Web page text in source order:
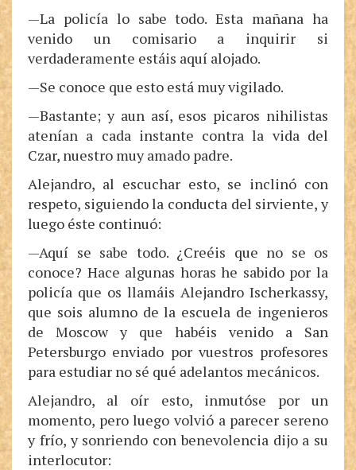
—La policía lo sabe todo. Esta mañana ha
venido un comisario a inquirir si
verdaderamente estáis aquí alojado.
—Se conoce que esto está muy vigilado.
—Bastante; y aun así, esos picaros nihilistas
atenían a cada instante contra la vida del
Czar, nuestro muy amado padre.
Alejandro, al escuchar esto, se inclinó con
respeto, siguiendo la conducta del sirviente, y
luego éste continuó:
—Aquí se sabe todo. ¿Creéis que no se os
conoce? Hace algunas horas he sabido por la
policía que os llamáis Alejandro Ischerkassy,
que sois alumno de la escuela de ingenieros
de Moscow y que habéis venido a San
Petersburgo enviado por vuestros profesores
para estudiar no sé qué adelantos mecánicos.
Alejandro, al oír esto, inmutóse por un
momento, pero luego volvió a parecer sereno
y frío, y sonriendo con benevolencia dijo a su
interlocutor: